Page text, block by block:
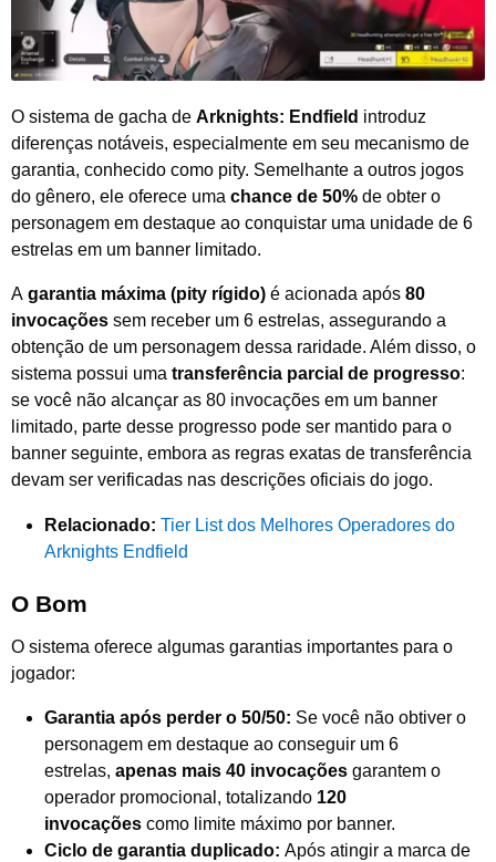
O sistema de gacha de Arknights: Endfield introduz
diferenças notáveis, especialmente em seu mecanismo de
garantia, conhecido como pity. Semelhante a outros jogos
do gênero, ele oferece uma chance de 50% de obter o
personagem em destaque ao conquistar uma unidade de 6
estrelas em um banner limitado.
A garantia máxima (pity rígido) é acionada após 80
invocações sem receber um 6 estrelas, assegurando a
obtenção de um personagem dessa raridade. Além disso, o
sistema possui uma transferência parcial de progresso:
se você não alcançar as 80 invocações em um banner
limitado, parte desse progresso pode ser mantido para o
banner seguinte, embora as regras exatas de transferência
devam ser verificadas nas descrições oficiais do jogo.
Relacionado: Tier List dos Melhores Operadores do
Arknights Endfield
O Bom
O sistema oferece algumas garantias importantes para o
jogador:
Garantia após perder o 50/50: Se você não obtiver o
personagem em destaque ao conseguir um 6
estrelas, apenas mais 40 invocações garantem o
operador promocional, totalizando 120
invocações como limite máximo por banner.
Ciclo de garantia duplicado: Após atingir a marca de